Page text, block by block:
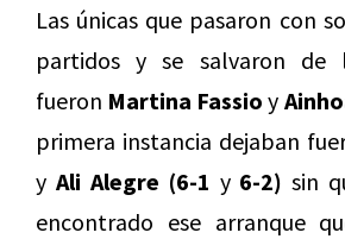
Las únicas que pasaron con
partidos y se salvaron de
fueron Martina Fassio y
primera instancia dejaban
y Ali Alegre (6-1 y 6-2) sin
encontrado ese arranque